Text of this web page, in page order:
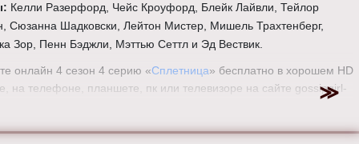
Келли Разерфорд, Чейс Кроуфорд, Блейк Лайвли, Тейлор
Сюзанна Шадковски, Лейтон Мистер, Мишель Трахтенберг,
Зор, Пенн Бэджли, Мэттью Сеттл и Эд Вествик.
онлайн 4 сезон 4 серию «Сплетница» бесплатно в хорошем HD
на телефоне, планшете, пк или телевизоре на сайте gossipgirl-